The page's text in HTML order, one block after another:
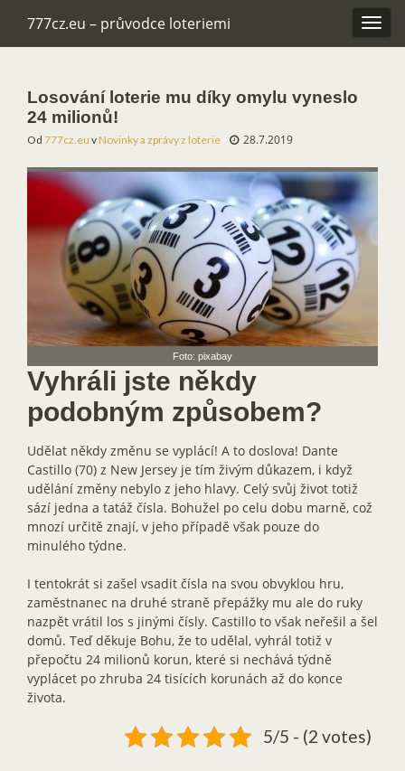
777cz.eu – průvodce loteriemi
Losování loterie mu díky omylu vyneslo
24 milionů!
Od 777cz.eu vNovinky a zprávy z loterie 28.7.2019
Foto: pixabay
Vyhráli jste někdy
podobným způsobem?
Udělat někdy změnu se vyplácí! A to doslova! Dante
Castillo (70) z New Jersey je tím živým důkazem, i když
udělání změny nebylo z jeho hlavy. Celý svůj život totiž
sází jedna a tatáž čísla. Bohužel po celu dobu marně, což
mnozí určitě znají, v jeho případě však pouze do
minulého týdne.
I tentokrát si zašel vsadit čísla na svou obvyklou hru,
zaměstnanec na druhé straně přepážky mu ale do ruky
nazpět vrátil los s jinými čísly. Castillo to však neřešil a šel
domů. Teď děkuje Bohu, že to udělal, vyhrál totiž v
přepočtu 24 milionů korun, které si nechává týdně
vyplácet po zhruba 24 tisících korunách až do konce
života.
5/5 - (2 votes)